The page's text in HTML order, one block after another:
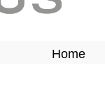
Home